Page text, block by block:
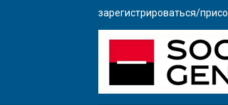
зарегистрироваться/